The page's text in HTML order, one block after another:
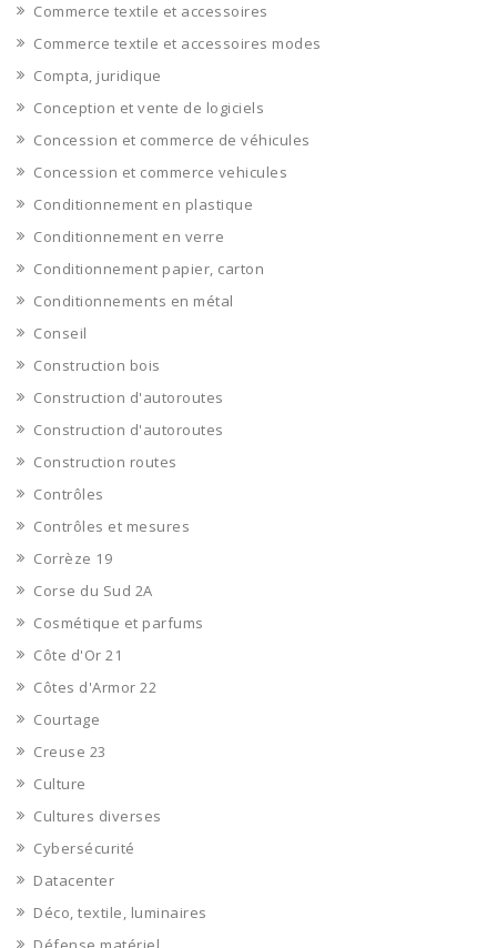
Commerce textile et accessoires
Commerce textile et accessoires modes
Compta, juridique
Conception et vente de logiciels
Concession et commerce de véhicules
Concession et commerce vehicules
Conditionnement en plastique
Conditionnement en verre
Conditionnement papier, carton
Conditionnements en métal
Conseil
Construction bois
Construction d'autoroutes
Construction d'autoroutes
Construction routes
Contrôles
Contrôles et mesures
Corrèze 19
Corse du Sud 2A
Cosmétique et parfums
Côte d'Or 21
Côtes d'Armor 22
Courtage
Creuse 23
Culture
Cultures diverses
Cybersécurité
Datacenter
Déco, textile, luminaires